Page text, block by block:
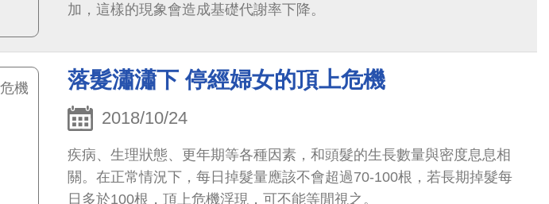
加，這樣的現象會造成基礎代謝率下降。
落髮瀟瀟下 停經婦女的頂上危機
2018/10/24
疾病、生理狀態、更年期等各種因素，和頭髮的生長數量與密度息息相
關。在正常情況下，每日掉髮量應該不會超過70-100根，若長期掉髮每
日多於100根，頂上危機浮現，可不能等閒視之。